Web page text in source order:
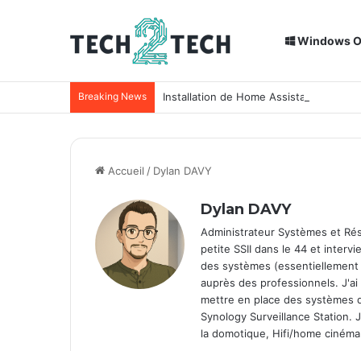
Windows
Breaking News Installation de Home Assistant sur un
Accueil / Dylan DAVY
Dylan DAVY
Administrateur Systèmes et
petite SSII dans le 44 et
des systèmes
auprès des professionnels.
mettre en place des systèmes
Synology Surveillance
la domotique, Hifi/home